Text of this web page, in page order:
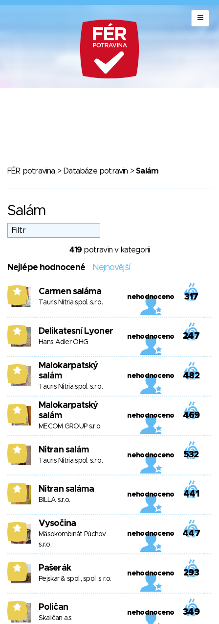
FÉR potravina > Databáze potravin >Salám
Salám
419 potravin v kategorii
Nejlépe hodnocené Nejnovější
8 Carmen saláma
Tauris Nitria spol. s.r.o.
nehodnoceno 317
8 Delikatesní Lyoner
Hans Adler OHG
nehodnoceno 247
8
Malokarpatský
salám
Tauris Nitria spol. s.r.o.
nehodnoceno 482
8
Malokarpatský
salám
MECOM GROUP s.r.o.
nehodnoceno 469
8 Nitran salám
Tauris Nitria spol. s.r.o.
nehodnoceno 532
8 Nitran saláma
BILLA s.r.o.
nehodnoceno 441
8 Vysočina
Mäsokombinát Púchov
s.r.o.
nehodnoceno 447
7 Pašerák
Pejskar & spol., spol. s r.o.
nehodnoceno 293
7 Poličan
Skaličan a.s
nehodnoceno 349